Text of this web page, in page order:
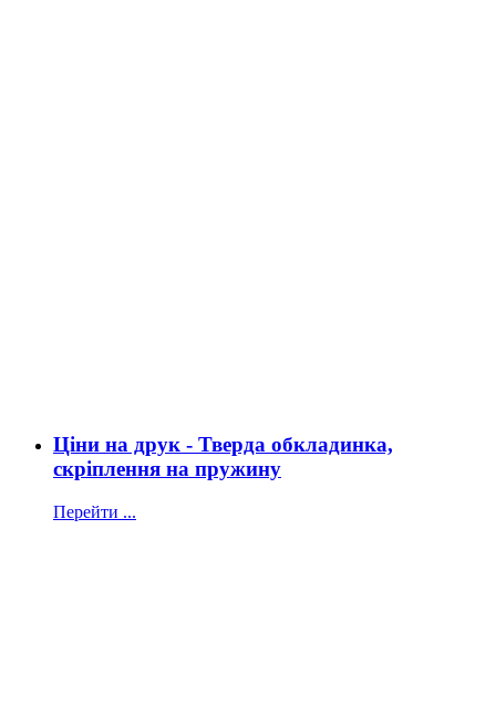
Ціни на друк - Тверда обкладинка,
скріплення на пружину
Перейти ...